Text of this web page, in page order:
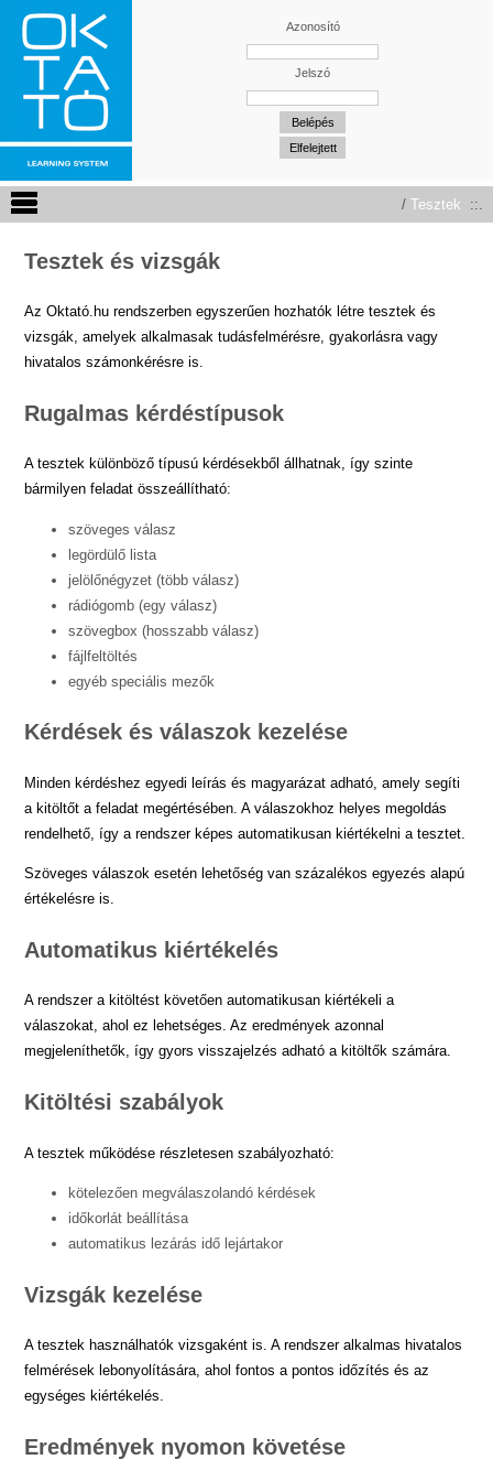
Azonosító
Jelszó
/ Tesztek ::.
Tesztek és vizsgák
Az Oktató.hu rendszerben egyszerűen hozhatók létre tesztek és
vizsgák, amelyek alkalmasak tudásfelmérésre, gyakorlásra vagy
hivatalos számonkérésre is.
Rugalmas kérdéstípusok
A tesztek különböző típusú kérdésekből állhatnak, így szinte
bármilyen feladat összeállítható:
szöveges válasz
legördülő lista
jelölőnégyzet (több válasz)
rádiógomb (egy válasz)
szövegbox (hosszabb válasz)
fájlfeltöltés
egyéb speciális mezők
Kérdések és válaszok kezelése
Minden kérdéshez egyedi leírás és magyarázat adható, amely segíti
a kitöltőt a feladat megértésében. A válaszokhoz helyes megoldás
rendelhető, így a rendszer képes automatikusan kiértékelni a tesztet.
Szöveges válaszok esetén lehetőség van százalékos egyezés alapú
értékelésre is.
Automatikus kiértékelés
A rendszer a kitöltést követően automatikusan kiértékeli a
válaszokat, ahol ez lehetséges. Az eredmények azonnal
megjeleníthetők, így gyors visszajelzés adható a kitöltők számára.
Kitöltési szabályok
A tesztek működése részletesen szabályozható:
kötelezően megválaszolandó kérdések
időkorlát beállítása
automatikus lezárás idő lejártakor
Vizsgák kezelése
A tesztek használhatók vizsgaként is. A rendszer alkalmas hivatalos
felmérések lebonyolítására, ahol fontos a pontos időzítés és az
egységes kiértékelés.
Eredmények nyomon követése